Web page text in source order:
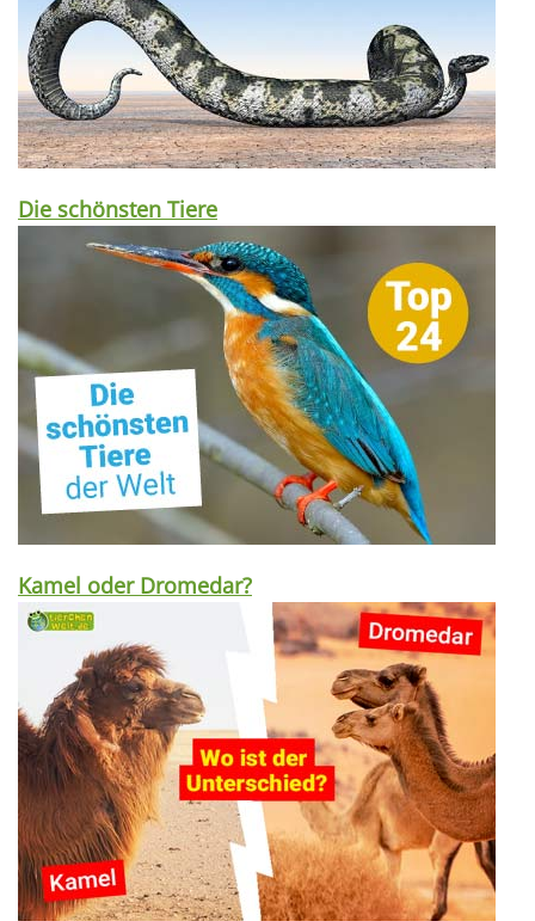
Die schönsten Tiere
Kamel oder Dromedar?